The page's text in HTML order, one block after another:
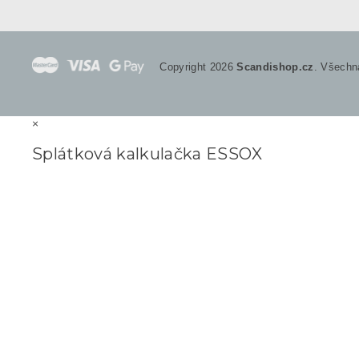
Copyright 2026Scandishop.cz .
×
Splátková kalkulačka ESSOX